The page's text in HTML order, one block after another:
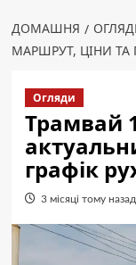
ДОМАШНЯ
МАРШРУТ, ЦІНИ ТА
Огляди
Трамвай
графік
3 місяці тому назад